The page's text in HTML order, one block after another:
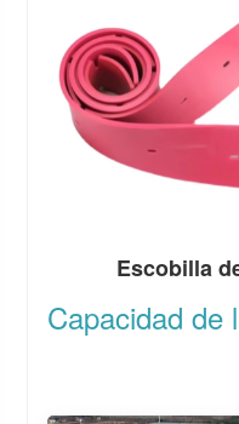
Escobilla
Capacidad de